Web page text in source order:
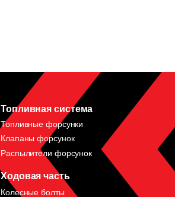
Топливные форсунки
Клапаны форсунок
Распылители форсунок
Колесные болты
Ходовая часть
Топливная система